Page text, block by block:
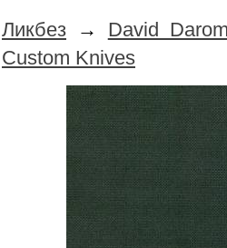
Ликбез → David
Custom Knives